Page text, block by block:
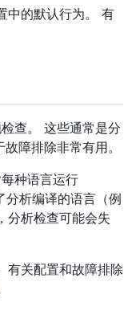
中的默认行为。 有
查。 这些通常是分
障排除非常有用。
种语言运行
分析编译的语言（例
析检查可能会失
有关配置和故障排除